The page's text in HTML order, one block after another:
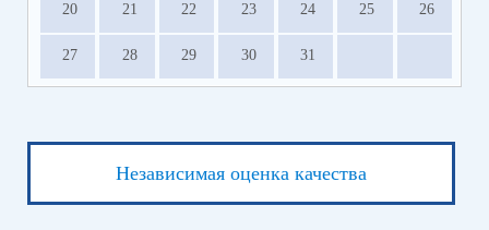
20 21 22 23 24 25 26
27 28 29 30 31
Независимая оценка качества